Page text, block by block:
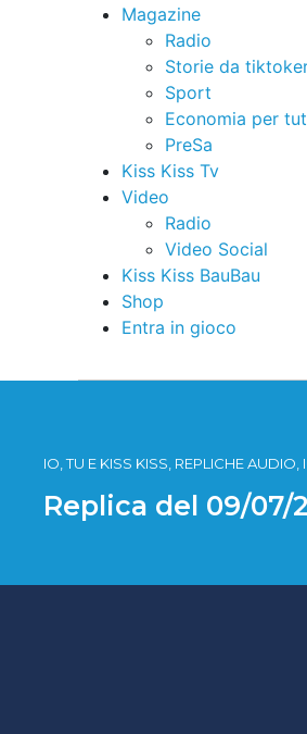
Magazine
Radio
Storie da
Sport
Economia per
PreSa
Kiss Kiss Tv
Video
Radio
Video Social
Kiss Kiss BauBau
Shop
Entra in gioco
IO, TU E KISS KISS, REPLICHE
Replica del 09/07/